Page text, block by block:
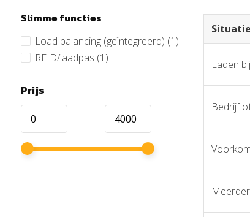
Slimme functies
Load balancing (geïntegreerd) (1)
RFID/laadpas (1)
Prijs
-
Situatie
Laden
Bedrijf